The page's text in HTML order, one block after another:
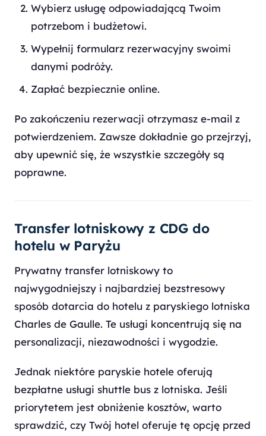
Wybierz usługę odpowiadającą Twoim
potrzebom i budżetowi.
Wypełnij formularz rezerwacyjny swoimi
danymi podróży.
Zapłać bezpiecznie online.
Po zakończeniu rezerwacji otrzymasz e-mail z
potwierdzeniem. Zawsze dokładnie go przejrzyj,
aby upewnić się, że wszystkie szczegóły są
poprawne.
Transfer lotniskowy z CDG do
hotelu w Paryżu
Prywatny transfer lotniskowy to
najwygodniejszy i najbardziej bezstresowy
sposób dotarcia do hotelu z paryskiego lotniska
Charles de Gaulle. Te usługi koncentrują się na
personalizacji, niezawodności i wygodzie.
Jednak niektóre paryskie hotele oferują
bezpłatne usługi shuttle bus z lotniska. Jeśli
priorytetem jest obniżenie kosztów, warto
sprawdzić, czy Twój hotel oferuje tę opcję przed